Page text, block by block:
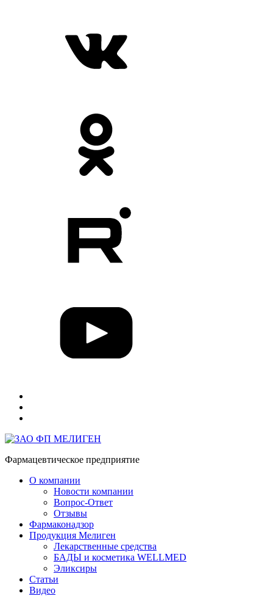
Фармацевтическое предприятие
О компании
Новости компании
Вопрос-Ответ
Отзывы
Фармаконадзор
Продукция Мелиген
Лекарственные средства
БАДЫ и косметика WELLMED
Эликсиры
Статьи
Видео